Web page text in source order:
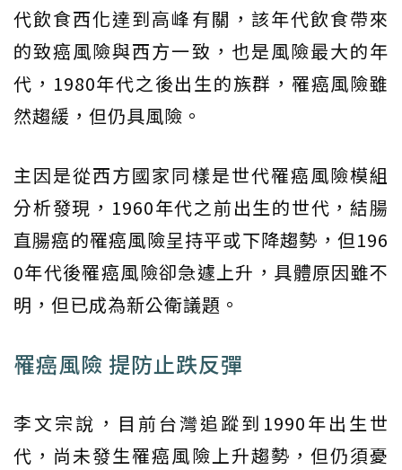
代飲食西化達到高峰有關，該年代飲食帶來
的致癌風險與西方一致，也是風險最大的年
代，1980年代之後出生的族群，罹癌風險雖
然趨緩，但仍具風險。
主因是從西方國家同樣是世代罹癌風險模組
分析發現，1960年代之前出生的世代，結腸
直腸癌的罹癌風險呈持平或下降趨勢，但196
0年代後罹癌風險卻急遽上升，具體原因雖不
明，但已成為新公衛議題。
罹癌風險 提防止跌反彈
李文宗說，目前台灣追蹤到1990年出生世
代，尚未發生罹癌風險上升趨勢，但仍須憂